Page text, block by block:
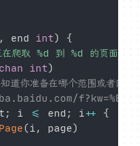
, end int)
{
爬取 %d 到 %d 的页面\n"
chan int)
道你准备在哪个范围或者网站
; i <= end ; i++
{
(i , page)